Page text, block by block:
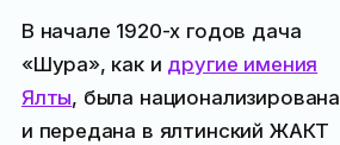
В начале 1920-х годов дача
«Шура», как и другие имения
Ялты, была национализирована
и передана в ялтинский ЖАКТ